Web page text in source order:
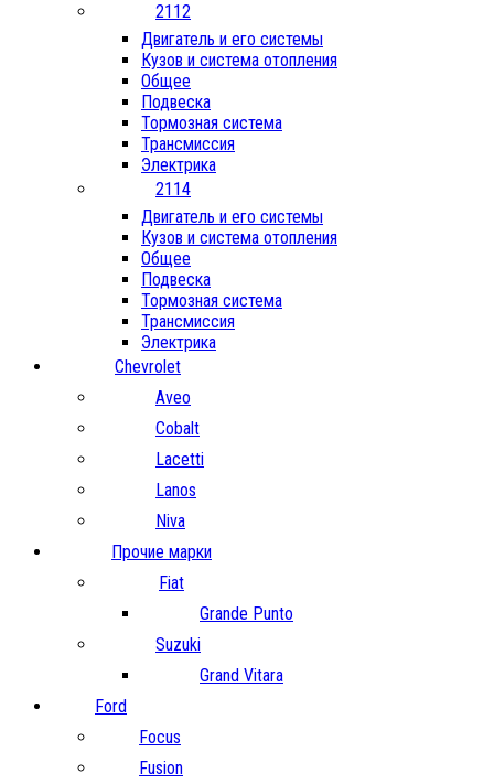
2112
Двигатель и его системы
Кузов и система отопления
Общее
Подвеска
Тормозная система
Трансмиссия
Электрика
2114
Двигатель и его системы
Кузов и система отопления
Общее
Подвеска
Тормозная система
Трансмиссия
Электрика
Chevrolet
Aveo
Cobalt
Lacetti
Lanos
Niva
Прочие марки
Fiat
Grande Punto
Suzuki
Grand Vitara
Ford
Focus
Fusion